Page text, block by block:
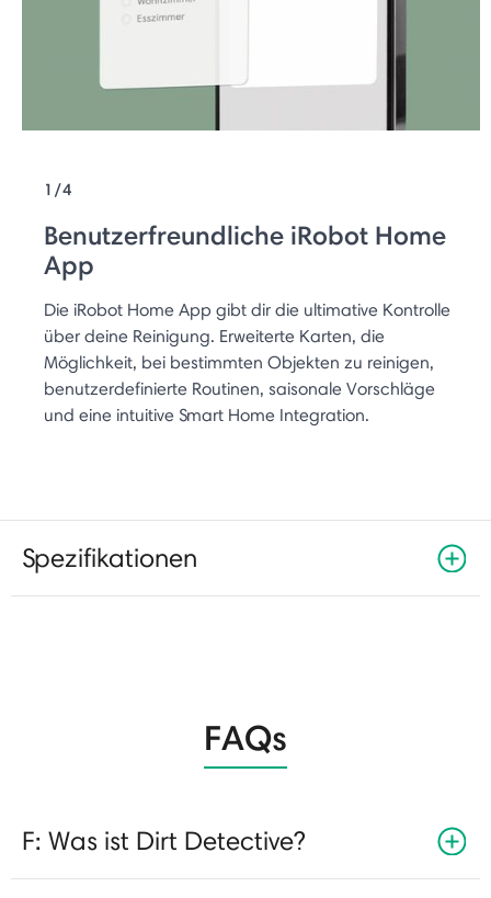
1/4
Benutzerfreundliche iRobot Home
App
Die iRobot Home App gibt dir die ultimative Kontrolle
über deine Reinigung. Erweiterte Karten, die
Möglichkeit, bei bestimmten Objekten zu reinigen,
benutzerdefinierte Routinen, saisonale Vorschläge
und eine intuitive Smart Home Integration.
Spezifikationen
FAQs
F: Was ist Dirt Detective?